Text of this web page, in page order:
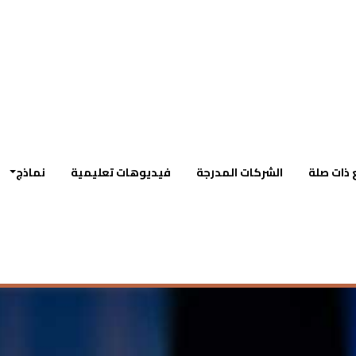
ذات صلة الشركات المدرجة فيديوهات تعليمية نماذج